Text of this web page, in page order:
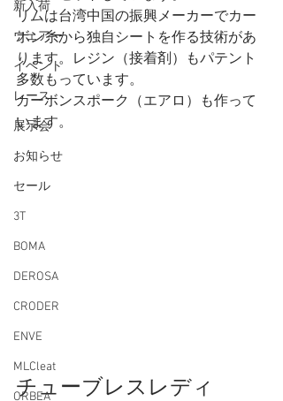
新入荷
ウェアー
イベント
レース
展示会
お知らせ
セール
3T
BOMA
DEROSA
CRODER
ENVE
MLCleat
ORBEA
リムは台湾中国の振興メーカーでカー
ボン糸から独自シートを作る技術があ
ります。レジン（接着剤）もパテント
多数もっています。
カーボンスポーク（エアロ）も作って
います。
チューブレスレディ